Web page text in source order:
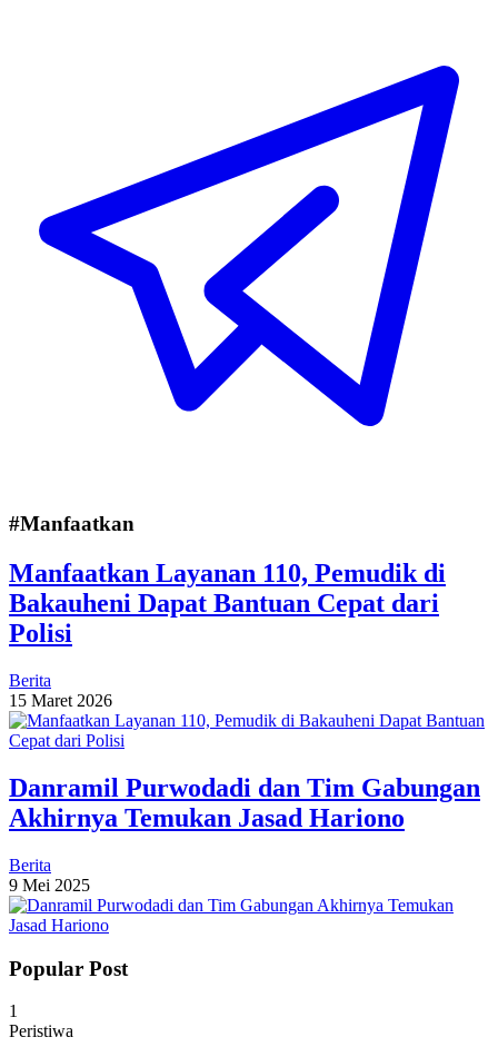
#Manfaatkan
Manfaatkan Layanan 110, Pemudik di
Bakauheni Dapat Bantuan Cepat dari
Polisi
Berita
15 Maret 2026
Danramil Purwodadi dan Tim Gabungan
Akhirnya Temukan Jasad Hariono
Berita
9 Mei 2025
Popular Post
1
Peristiwa